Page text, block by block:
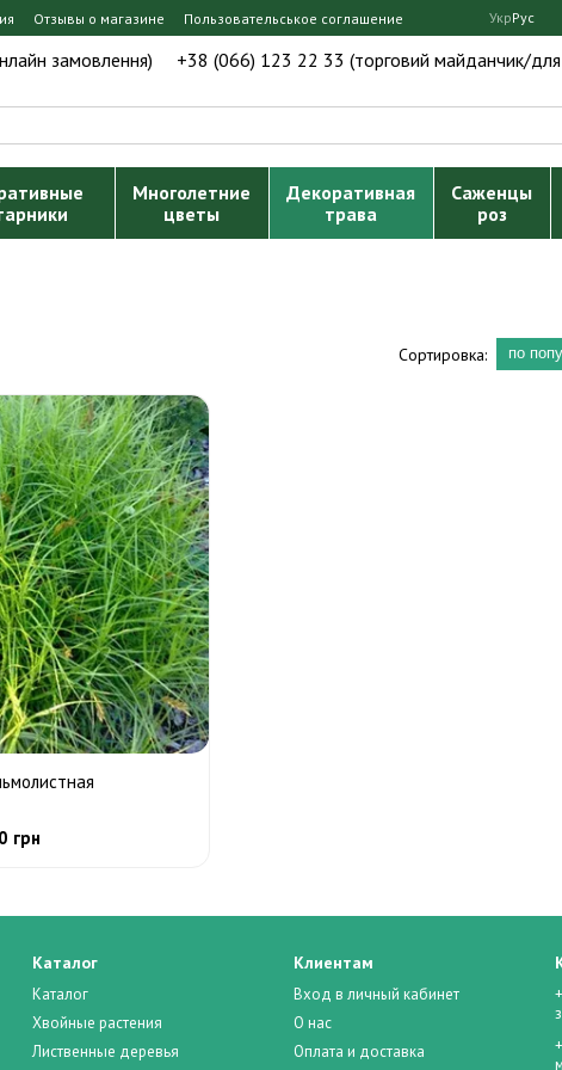
Отзывы о магазине Пользовательськое соглашение УкрРус
замовлення) +38 (066) 123 22 33 (торговий майданчик/
Многолетние
цветы
Декоративная
трава
Саженцы
роз
Сортировка: по
грн
Каталог
Каталог
Хвойные растения
Лиственные деревья
Клиентам
Вход в личный кабинет
О нас
Оплата и доставка